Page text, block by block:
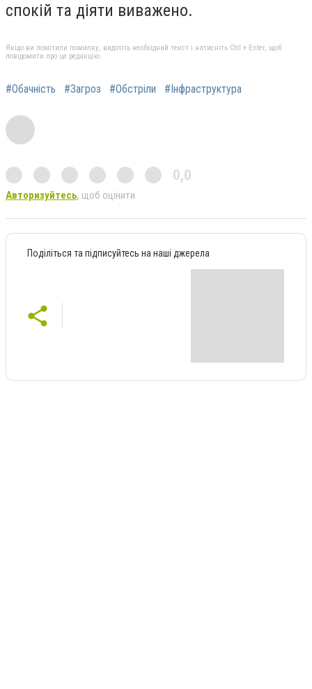
спокій та діяти виважено.
Якщо ви помітили помилку, виділіть необхідний текст і натисніть Ctrl + Enter, щоб
повідомити про це редакцію
#Обачність #Загроз #Обстріли #Інфраструктура
0,0
Авторизуйтесь, щоб оцінити
Поділіться та підписуйтесь на наші джерела